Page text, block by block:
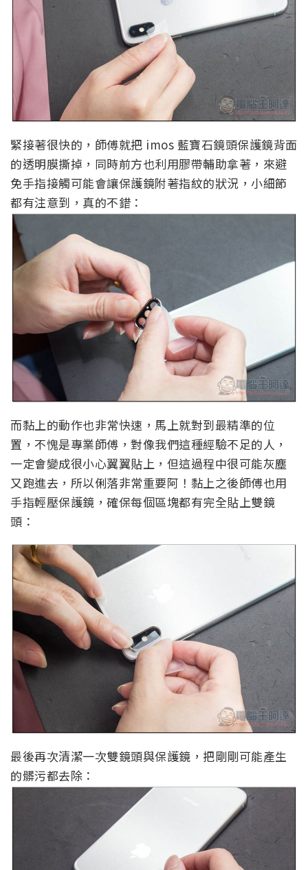
緊接著很快的，師傅就把 imos 藍寶石鏡頭保護鏡背面
的透明膜撕掉，同時前方也利用膠帶輔助拿著，來避
免手指接觸可能會讓保護鏡附著指紋的狀況，小細節
都有注意到，真的不錯：
而黏上的動作也非常快速，馬上就對到最精準的位
置，不愧是專業師傅，對像我們這種經驗不足的人，
一定會變成很小心翼翼貼上，但這過程中很可能灰塵
又跑進去，所以俐落非常重要阿！黏上之後師傅也用
手指輕壓保護鏡，確保每個區塊都有完全貼上雙鏡
頭：
最後再次清潔一次雙鏡頭與保護鏡，把剛剛可能產生
的髒污都去除：